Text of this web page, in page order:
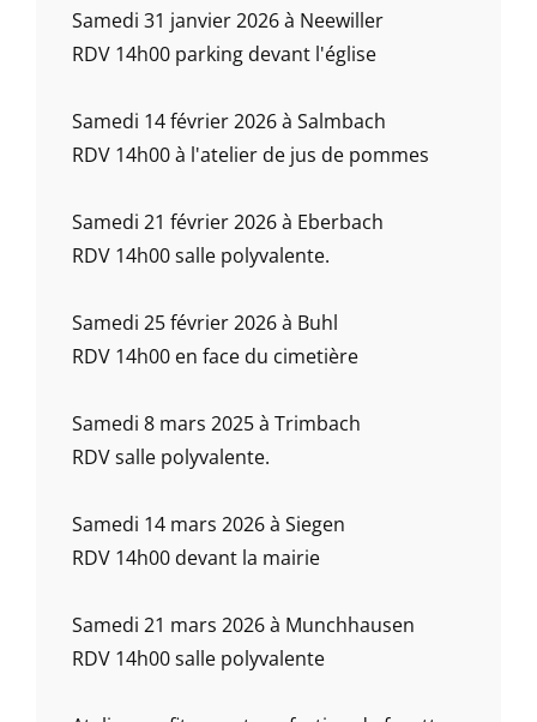
Samedi 31 janvier 2026 à Neewiller
RDV 14h00 parking devant l'église
Samedi 14 février 2026 à Salmbach
RDV 14h00 à l'atelier de jus de pommes
Samedi 21 février 2026 à Eberbach
RDV 14h00 salle polyvalente.
Samedi 25 février 2026 à Buhl
RDV 14h00 en face du cimetière
Samedi 8 mars 2025 à Trimbach
RDV salle polyvalente.
Samedi 14 mars 2026 à Siegen
RDV 14h00 devant la mairie
Samedi 21 mars 2026 à Munchhausen
RDV 14h00 salle polyvalente